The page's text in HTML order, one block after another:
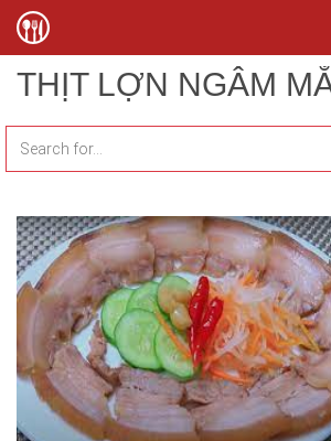
THỊT LỢN NGÂM